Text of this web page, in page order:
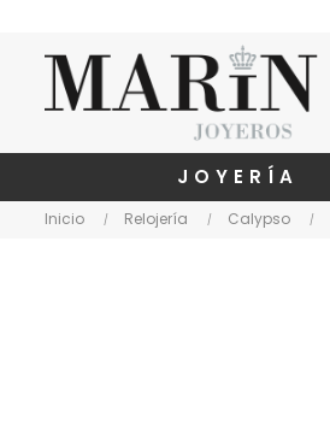
JOYERÍA
Inicio Relojería Calypso